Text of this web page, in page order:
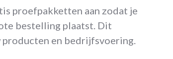
proefpakketten aan zodat je
bestelling plaatst. Dit
producten en bedrijfsvoering.